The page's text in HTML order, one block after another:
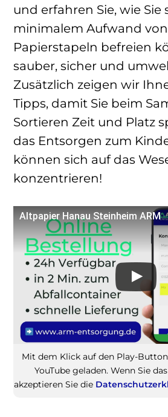
und erfahren Sie, wie Sie
minimalem Aufwand
Papierstapeln befreien
sauber, sicher und
Zusätzlich zeigen wir
Tipps, damit Sie beim
Sortieren Zeit und Platz
das Entsorgen zum
können sich auf das
konzentrieren!
Altpapier Hanau Steinheim ARM
Mit dem Klick auf den Play-
YouTube geladen. Wenn Sie
akzeptieren Sie die